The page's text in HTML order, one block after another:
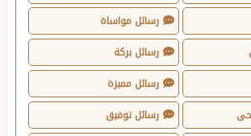
رسائل مواساة
رسائل بركة
رسائل مميزة
رسائل توفيق